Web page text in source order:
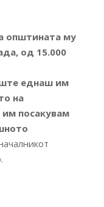
општината му
од 15.000
еднаш им
на
посакувам